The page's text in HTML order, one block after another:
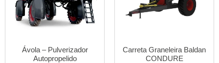
Ávola – Pulverizador
Autopropelido
Carreta Graneleira Baldan
CONDURE